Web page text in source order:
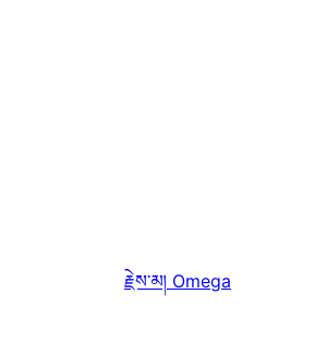
རྗེས་མ། Omega